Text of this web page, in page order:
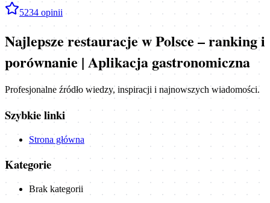
5234 opinii
Najlepsze restauracje w Polsce – ranking i
porównanie | Aplikacja gastronomiczna
Profesjonalne źródło wiedzy, inspiracji i najnowszych wiadomości.
Szybkie linki
Strona główna
Kategorie
Brak kategorii